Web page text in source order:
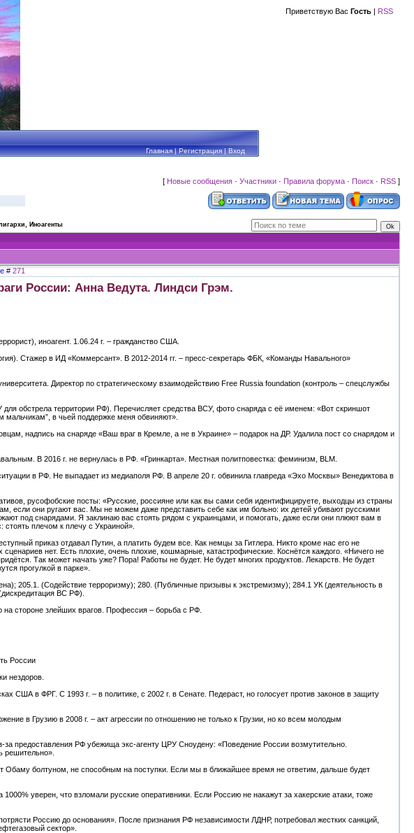
Приветствую Вас Гость | RSS
Главная|Регистрация|Вход
[ Новые сообщения · Участники · Правила форума · Поиск · RSS ]
Иноагенты
# 271
России: Анна Ведута. Линдси Грэм.
иноагент. 1.06.24 г. – гражданство США.
Стажер в ИД «Коммерсант». В 2012-2014 гг. – пресс-секретарь ФБК, «Команды Навального»
Директор по стратегическому взаимодействию Free Russia foundation (контроль – спецслужбы
для обстрела территории РФ). Перечисляет средства ВСУ, фото снаряда с её именем: «Вот скриншот
в чьей поддержке меня обвиняют».
надпись на снаряде «Ваш враг в Кремле, а не в Украине» – подарок на ДР. Удалила пост со снарядом и
В 2016 г. не вернулась в РФ. «Гринкарта». Местная политповестка: феминизм, BLM.
в РФ. Не выпадает из медиаполя РФ. В апреле 20 г. обвинила главреда «Эхо Москвы» Венедиктова в
русофобские посты: «Русские, россияне или как вы сами себя идентифицируете, выходцы из страны
если они ругают вас. Мы не можем даже представить себе как им больно: их детей убивают русскими
под снарядами. Я заклинаю вас стоять рядом с украинцами, и помогать, даже если они плюют вам в
стоять плечом к плечу с Украиной».
приказ отдавал Путин, а платить будем все. Как немцы за Гитлера. Никто кроме нас его не
нет. Есть плохие, очень плохие, кошмарные, катастрофические. Коснётся каждого. «Ничего не
Так может начать уже? Пора! Работы не будет. Не будет многих продуктов. Лекарств. Не будет
прогулкой в парке».
205.1. (Содействие терроризму); 280. (Публичные призывы к экстремизму); 284.1 УК (деятельность в
ВС РФ).
стороне злейших врагов. Профессия – борьба с РФ.
России
нездоров.
США в ФРГ. С 1993 г. – в политике, с 2002 г. в Сенате. Педераст, но голосует против законов в защиту
в Грузию в 2008 г. – акт агрессии по отношению не только к Грузии, но ко всем молодым
предоставления РФ убежища экс-агенту ЦРУ Сноудену: «Поведение России возмутительно.
решительно».
Обаму болтуном, не способным на поступки. Если мы в ближайшее время не ответим, дальше будет
уверен, что взломали русские оперативники. Если Россию не накажут за хакерские атаки, тоже
Россию до основания». После признания РФ независимости ЛДНР, потребовал жестких санкций,
сектор».